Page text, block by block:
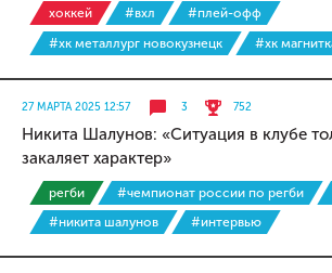
хоккей #вхл
#плей-офф
#хк металлург новокузнецк
#хк
27 МАРТА 2025 12:57 3 752
Никита Шалунов: «Ситуация в клубе
закаляет характер»
регби #чемпионат россии по регби
#никита шалунов
#интервью